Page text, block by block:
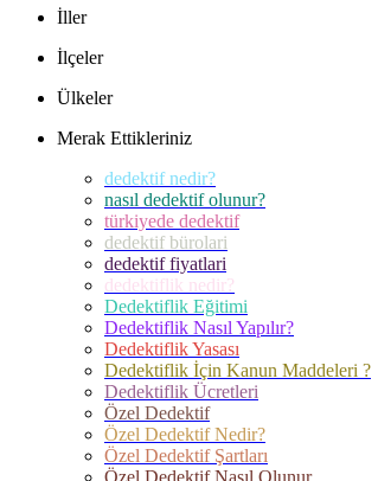
İller
İlçeler
Ülkeler
Merak Ettikleriniz
dedektif nedir?
nasıl dedektif olunur?
türkiyede dedektif
dedektif bürolari
dedektif fiyatlari
dedektiflik nedir?
Dedektiflik Eğitimi
Dedektiflik Nasıl Yapılır?
Dedektiflik Yasası
Dedektiflik İçin Kanun Maddeleri ?
Dedektiflik Ücretleri
Özel Dedektif
Özel Dedektif Nedir?
Özel Dedektif Şartları
Özel Dedektif Nasıl Olunur